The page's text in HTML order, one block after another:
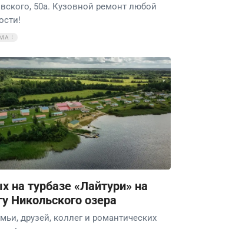
50а. Кузовной ремонт любой
на турбазе «Лайтури» на
Никольского озера
друзей, коллег и романтических